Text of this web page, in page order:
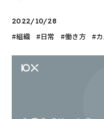
2022/10/28
組織 日常 働き方